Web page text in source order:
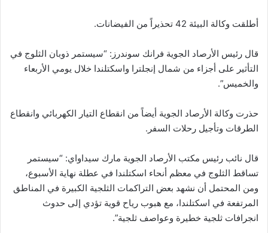
أطلقت وكالة البيئة 42 تحذيراً من الفيضانات.
قال رئيس الأرصاد الجوية فرانك سوندرز: “سيستمر ذوبان الثلوج في
التأثير على أجزاء من شمال إنجلترا واسكتلندا خلال يومي الأربعاء
والخميس”.
حذرت وكالة الأرصاد الجوية أيضاً من انقطاع التيار الكهربائي وانقطاع
الطرقات وتأجيل رحلات السفر.
قال نائب رئيس مكتب الأرصاد الجوية مارك سيداواي: “سيستمر
تساقط الثلوج في معظم أنحاء اسكتلندا في عطلة نهاية الأسبوع،
ومن المحتمل أن نشهد بعض التراكمات الثلجية الكبيرة في المناطق
المرتفعة في اسكتلندا، مع هبوب رياح قوية تؤدي إلى حدوث
انجرافات ثلجية خطيرة وعواصف ثلجية”.